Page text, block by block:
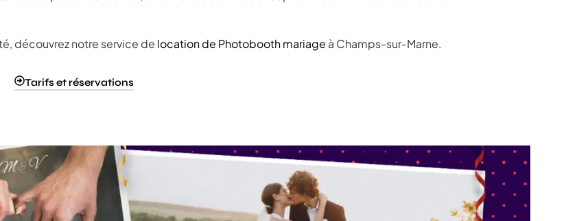
découvrez notre service de location de Photobooth mariage à Champs-sur-Marne.
Tarifs et réservations